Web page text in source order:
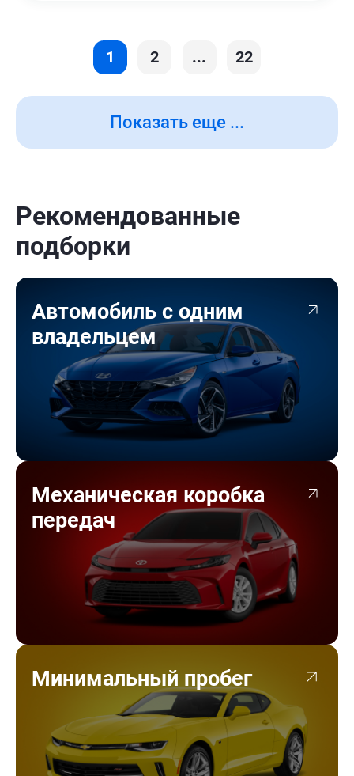
Показать еще ...
1 2 ... 22
Рекомендованные
подборки
Автомобиль с одним
владельцем
Механическая коробка
передач
Минимальный пробег